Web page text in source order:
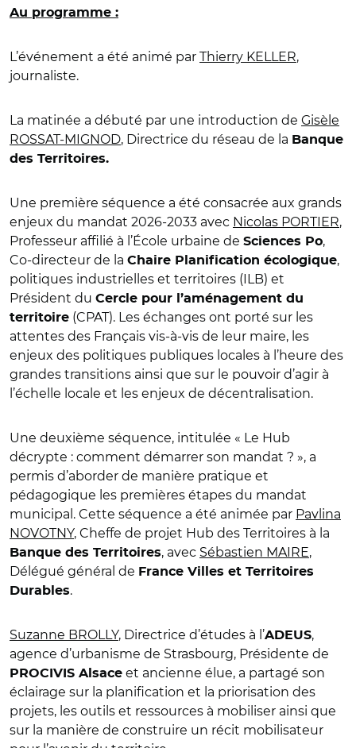
Au programme :
L’événement a été animé par Thierry KELLER,
journaliste.
La matinée a débuté par une introduction de Gisèle
ROSSAT-MIGNOD, Directrice du réseau de la Banque
des Territoires.
Une première séquence a été consacrée aux grands
enjeux du mandat 2026-2033 avec Nicolas PORTIER,
Professeur affilié à l’École urbaine de Sciences Po,
Co-directeur de la Chaire Planification écologique,
politiques industrielles et territoires (ILB) et
Président du Cercle pour l’aménagement du
territoire (CPAT). Les échanges ont porté sur les
attentes des Français vis-à-vis de leur maire, les
enjeux des politiques publiques locales à l’heure des
grandes transitions ainsi que sur le pouvoir d’agir à
l’échelle locale et les enjeux de décentralisation.
Une deuxième séquence, intitulée « Le Hub
décrypte : comment démarrer son mandat ? », a
permis d’aborder de manière pratique et
pédagogique les premières étapes du mandat
municipal. Cette séquence a été animée par Pavlina
NOVOTNY, Cheffe de projet Hub des Territoires à la
Banque des Territoires, avec Sébastien MAIRE,
Délégué général de France Villes et Territoires
Durables.
Suzanne BROLLY, Directrice d’études à l’ADEUS,
agence d’urbanisme de Strasbourg, Présidente de
PROCIVIS Alsace et ancienne élue, a partagé son
éclairage sur la planification et la priorisation des
projets, les outils et ressources à mobiliser ainsi que
sur la manière de construire un récit mobilisateur